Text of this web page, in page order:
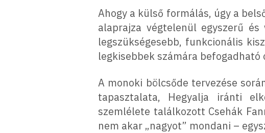
Ahogy a külső formálás, úgy a
alaprajza végtelenül egyszerű
legszükségesebb, funkcionális
legkisebbek számára
A monoki bölcsőde tervezése
tapasztalata, Hegyalja iránti
szemlélete találkozott Csehák
nem akar „nagyot” mondani –